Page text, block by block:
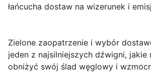
łańcucha dostaw na wizerunek i
Zielone zaopatrzenie i wybór
jeden z najsilniejszych dźwigni, jakie
obniżyć swój ślad węglowy i